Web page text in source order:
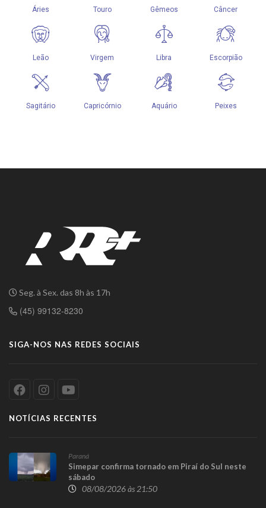
Seg. à Sex. das 8h às 17h
(45) 99132-8230
SIGA-NOS NAS REDES SOCIAIS
NOTÍCIAS RECENTES
Paraná
Simepar confirma tornado em Piraí do Sul neste
sábado
08/08/2026 às 21:50